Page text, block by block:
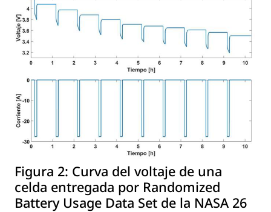
Figura 2: Curva del voltaje de una
celda entregada por Randomized
Battery Usage Data Set de la NASA 26